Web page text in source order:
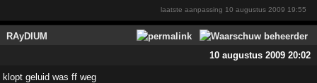
laatste aanpassing 10 augustus 2009 19:55
RAyDIUM
10 augustus 2009 20:02
klopt geluid was ff weg